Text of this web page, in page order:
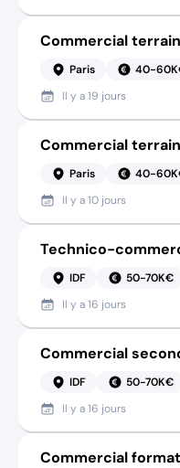
Commercial
Paris
40-
Il y a19 jours
Commercial
Paris
40-
Il y a10 jours
Technico-
IDF
50-70K€
Il y a16 jours
Commercial
IDF
50-70K€
Il y a16 jours
Commercial